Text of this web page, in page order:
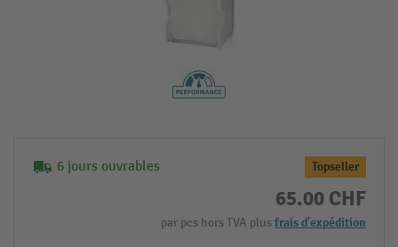
6 jours ouvrables Topseller
65.00 CHF
par pcs hors TVA plus frais d'expédition